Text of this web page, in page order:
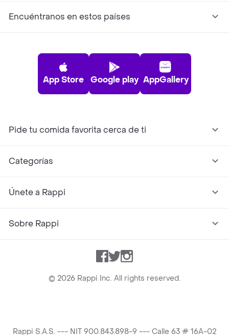
Encuéntranos en estos países
App Store Google play AppGallery
Pide tu comida favorita cerca de ti
Categorías
Únete a Rappi
Sobre Rappi
Facebook
TwitterInstagram
© 2026 Rappi Inc. All rights reserved.
Rappi S.A.S. --- NIT 900.843.898-9 --- Calle 63 # 16A-02